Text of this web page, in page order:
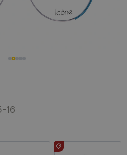
16